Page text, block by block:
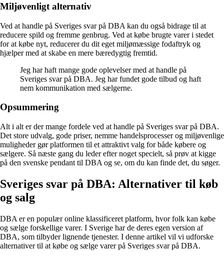
Miljøvenligt alternativ
Ved at handle på Sveriges svar på DBA kan du også bidrage til at
reducere spild og fremme genbrug. Ved at købe brugte varer i stedet
for at købe nyt, reducerer du dit eget miljømæssige fodaftryk og
hjælper med at skabe en mere bæredygtig fremtid.
Jeg har haft mange gode oplevelser med at handle på
Sveriges svar på DBA. Jeg har fundet gode tilbud og haft
nem kommunikation med sælgerne.
Opsummering
Alt i alt er der mange fordele ved at handle på Sveriges svar på DBA.
Det store udvalg, gode priser, nemme handelsprocesser og miljøvenlige
muligheder gør platformen til et attraktivt valg for både købere og
sælgere. Så næste gang du leder efter noget specielt, så prøv at kigge
på den svenske pendant til DBA og se, om du kan finde det, du søger.
Sveriges svar på DBA: Alternativer til køb
og salg
DBA er en populær online klassificeret platform, hvor folk kan købe
og sælge forskellige varer. I Sverige har de deres egen version af
DBA, som tilbyder lignende tjenester. I denne artikel vil vi udforske
alternativer til at købe og sælge varer på Sveriges svar på DBA.